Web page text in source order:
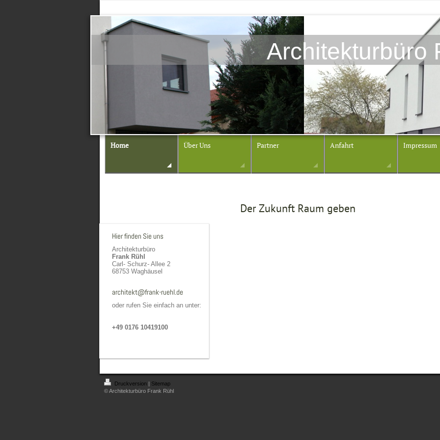
Architekturbüro
Home Über Uns Partner Anfahrt Impressum
Hier finden Sie uns
Architekturbüro
Frank Rühl
Carl- Schurz- Allee 2
68753 Waghäusel
architekt@frank-ruehl.de
oder rufen Sie einfach an unter:
+49 0176 10419100
Der Zukunft Raum geben
Druckversion | Sitemap
© Architekturbüro Frank Rühl